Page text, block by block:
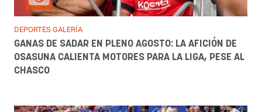
DEPORTES GALERÍA
GANAS DE SADAR EN PLENO AGOSTO: LA AFICIÓN DE
OSASUNA CALIENTA MOTORES PARA LA LIGA, PESE AL
CHASCO